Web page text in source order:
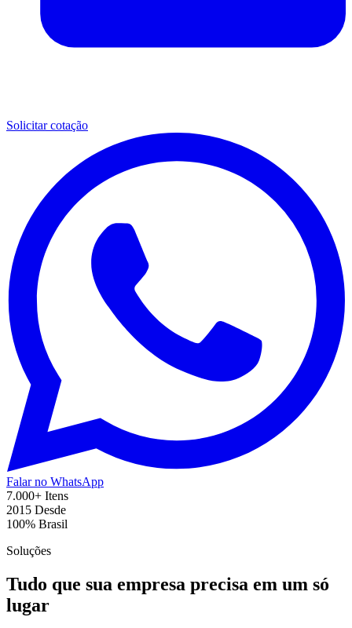
Solicitar cotação
Falar no WhatsApp
7.000+ Itens
2015 Desde
100% Brasil
Soluções
Tudo que sua empresa precisa em um só
lugar